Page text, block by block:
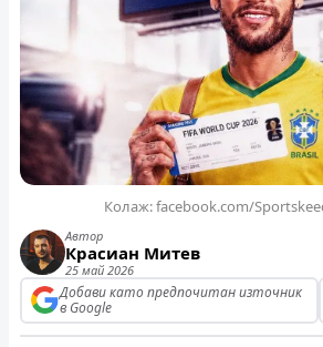
Колаж: facebook.com/
Автор
Красиан Митев
25 май 2026
Добави като предпочитан източник
в Google